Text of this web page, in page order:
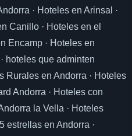
· Hoteles en Arinsal
·
Canillo · Hoteles en el
Encamp · Hoteles en
· hoteles que adminten
Rurales en Andorra · Hoteles
Andorra · Hoteles con
la Vella · Hoteles
estrellas en Andorra ·